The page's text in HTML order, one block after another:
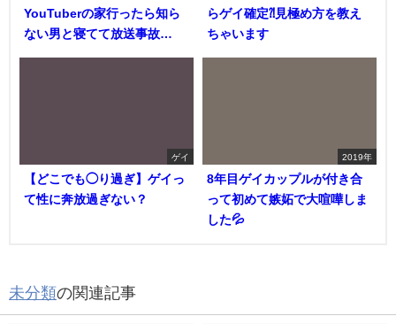
YouTuberの家行ったら知ら
ない男と寝てて放送事故…
らゲイ確定⁈見極め方を教え
ちゃいます
ゲイ
【どこでも◯り過ぎ】ゲイっ
て性に奔放過ぎない？
2019年
8年目ゲイカップルが付き合
って初めて嫉妬で大喧嘩しま
した💦
未分類の関連記事